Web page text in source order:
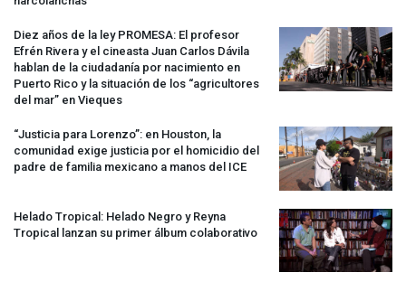
Diez años de la ley PROMESA: El profesor
Efrén Rivera y el cineasta Juan Carlos Dávila
hablan de la ciudadanía por nacimiento en
Puerto Rico y la situación de los “agricultores
del mar” en Vieques
“Justicia para Lorenzo”: en Houston, la
comunidad exige justicia por el homicidio del
padre de familia mexicano a manos del ICE
Helado Tropical: Helado Negro y Reyna
Tropical lanzan su primer álbum colaborativo